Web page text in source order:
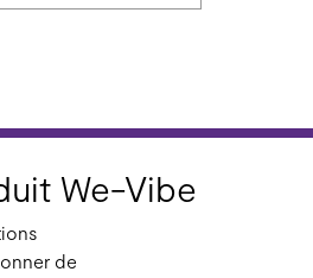
We-Vibe
de